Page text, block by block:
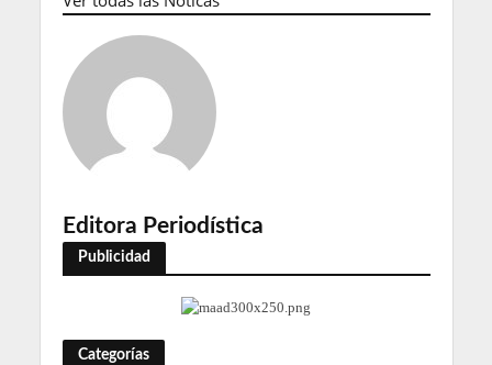
Editora Periodística
Publicidad
Categorías